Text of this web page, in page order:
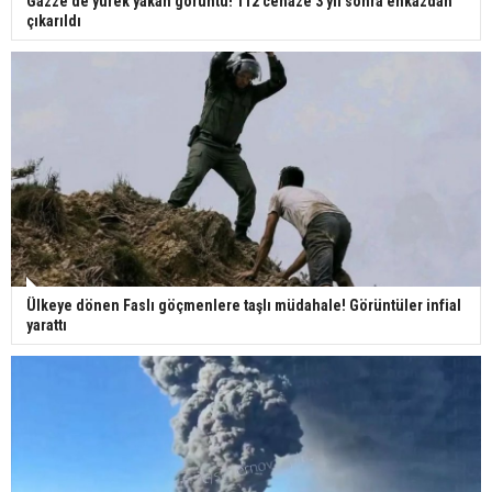
çıkarıldı
Ülkeye dönen Faslı göçmenlere taşlı müdahale! Görüntüler infial
yarattı